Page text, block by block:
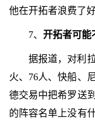
他在开拓者浪费了
7、 开拓者可能
据报道，对利
火、76人、快船、
德交易中把希罗送
的阵容名单上没有